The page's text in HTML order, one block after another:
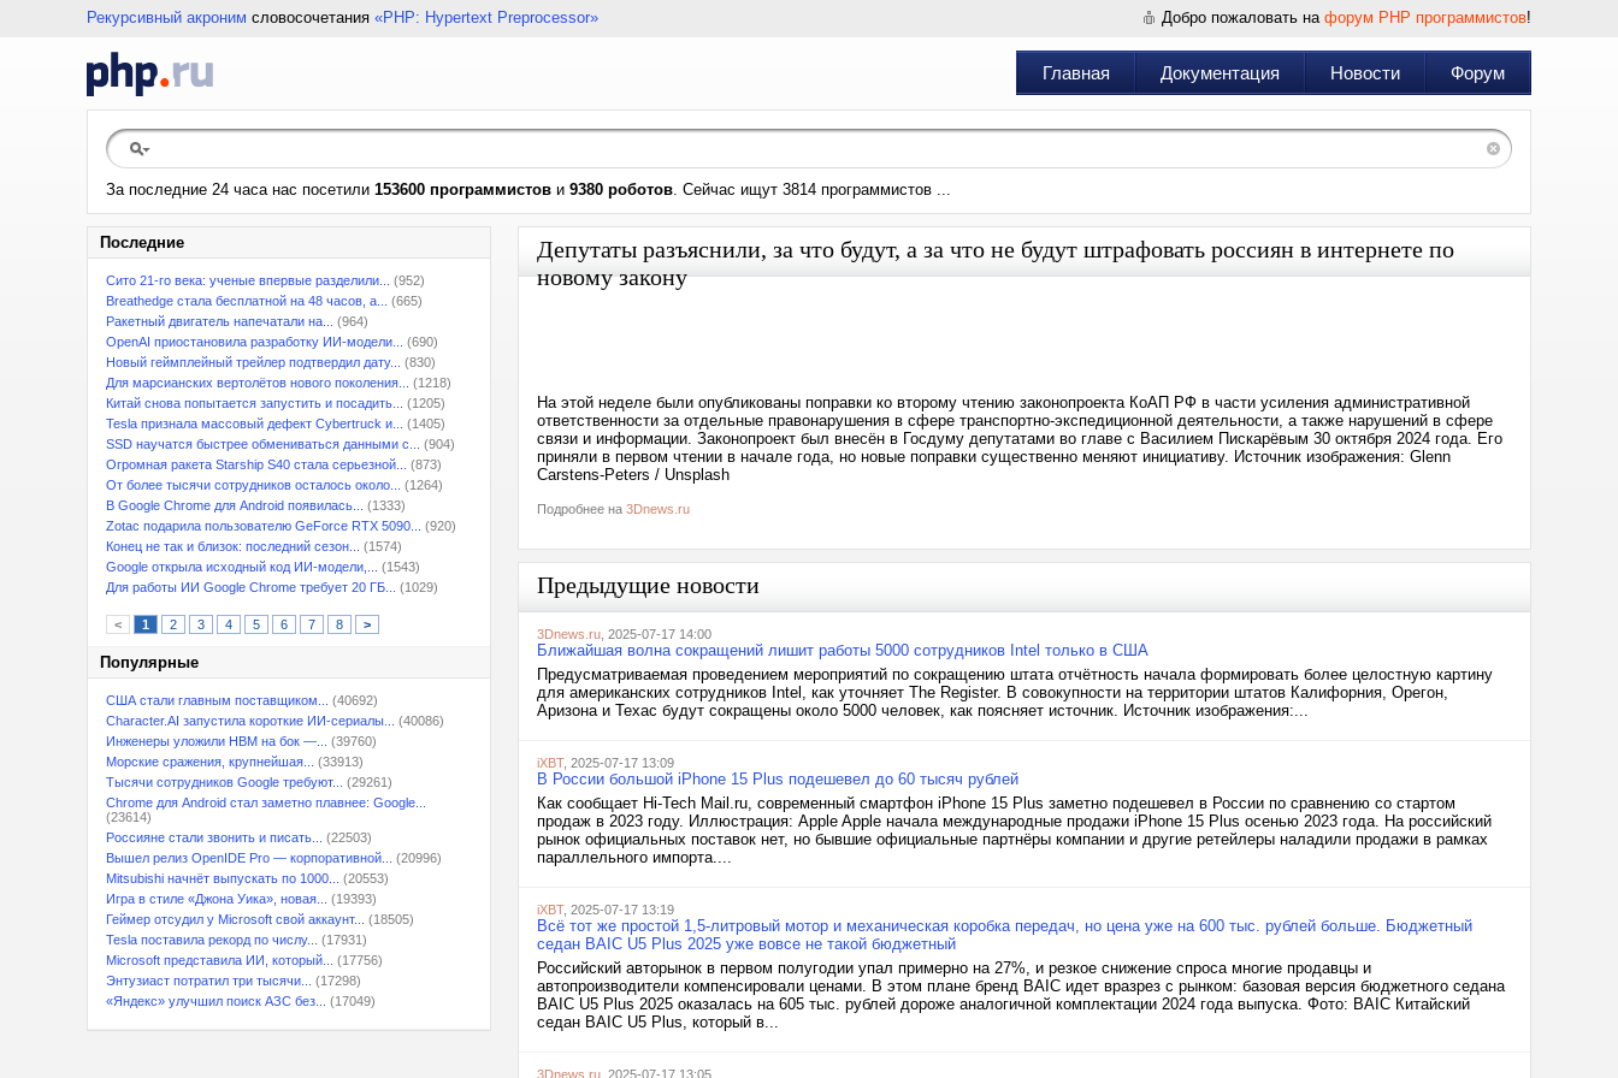
Рекурсивный акроним словосочетания «PHP: Hypertext Preprocessor» Добро пожаловать на форум PHP программистов!
Главная Документация Новости Форум
За последние 24 часа нас посетили 153600 программистов и 9380 роботов. Сейчас ищут 3814 программистов ...
Последние
Сито 21-го века: ученые впервые разделили...
(952)
Breathedge стала бесплатной на 48 часов, а...
(665)
Ракетный двигатель напечатали на...
(964)
OpenAI приостановила разработку ИИ-модели...
(690)
Новый геймплейный трейлер подтвердил дату...
(830)
Для марсианских вертолётов нового поколения...
(1218)
Китай снова попытается запустить и посадить...
(1205)
Tesla признала массовый дефект Cybertruck и...
(1405)
SSD научатся быстрее обмениваться данными с...
(904)
Огромная ракета Starship S40 стала серьезной...
(873)
От более тысячи сотрудников осталось около...
(1264)
В Google Chrome для Android появилась...
(1333)
Zotac подарила пользователю GeForce RTX 5090...
(920)
Конец не так и близок: последний сезон...
(1574)
Google открыла исходный код ИИ-модели,...
(1543)
Для работы ИИ Google Chrome требует 20 ГБ...
(1029)
< 1 2 3 4 5 6 7 8 >
Популярные
США стали главным поставщиком...
(40692)
Character.AI запустила короткие ИИ-сериалы...
(40086)
Инженеры уложили HBM на бок —...
(39760)
Морские сражения, крупнейшая...
(33913)
Тысячи сотрудников Google требуют...
(29261)
Chrome для Android стал заметно плавнее: Google...
(23614)
Россияне стали звонить и писать...
(22503)
Вышел релиз OpenIDE Pro — корпоративной...
(20996)
Mitsubishi начнёт выпускать по 1000...
(20553)
Игра в стиле «Джона Уика», новая...
(19393)
Геймер отсудил у Microsoft свой аккаунт...
(18505)
Tesla поставила рекорд по числу...
(17931)
Microsoft представила ИИ, который...
(17756)
Энтузиаст потратил три тысячи...
(17298)
«Яндекс» улучшил поиск АЗС без...
(17049)
Депутаты разъяснили, за что будут, а за что не будут штрафовать россиян в интернете по
новому закону
На этой неделе были опубликованы поправки ко второму чтению законопроекта КоАП РФ в части усиления административной
ответственности за отдельные правонарушения в сфере транспортно-экспедиционной деятельности, а также нарушений в сфере
связи и информации. Законопроект был внесён в Госдуму депутатами во главе с Василием Пискарёвым 30 октября 2024 года. Его
приняли в первом чтении в начале года, но новые поправки существенно меняют инициативу. Источник изображения: Glenn
Carstens-Peters / Unsplash
Подробнее на 3Dnews.ru
Предыдущие новости
3Dnews.ru , 2025-07-17 14:00
Ближайшая волна сокращений лишит работы 5000 сотрудников Intel только в США
Предусматриваемая проведением мероприятий по сокращению штата отчётность начала формировать более целостную картину
для американских сотрудников Intel, как уточняет The Register. В совокупности на территории штатов Калифорния, Орегон,
Аризона и Техас будут сокращены около 5000 человек, как поясняет источник. Источник изображения:...
iXBT, 2025-07-17 13:09
В России большой iPhone 15 Plus подешевел до 60 тысяч рублей
Как сообщает Hi-Tech Mail.ru, современный смартфон iPhone 15 Plus заметно подешевел в России по сравнению со стартом
продаж в 2023 году. Иллюстрация: Apple Apple начала международные продажи iPhone 15 Plus осенью 2023 года. На российский
рынок официальных поставок нет, но бывшие официальные партнёры компании и другие ретейлеры наладили продажи в рамках
параллельного импорта....
iXBT, 2025-07-17 13:19
Всё тот же простой 1,5-литровый мотор и механическая коробка передач, но цена уже на 600 тыс. рублей больше. Бюджетный
седан BAIC U5 Plus 2025 уже вовсе не такой бюджетный
Российский авторынок в первом полугодии упал примерно на 27%, и резкое снижение спроса многие продавцы и
автопроизводители компенсировали ценами. В этом плане бренд BAIC идет вразрез с рынком: базовая версия бюджетного седана
BAIC U5 Plus 2025 оказалась на 605 тыс. рублей дороже аналогичной комплектации 2024 года выпуска. Фото: BAIC Китайский
седан BAIC U5 Plus, который в...
3Dnews.ru , 2025-07-17 13:05